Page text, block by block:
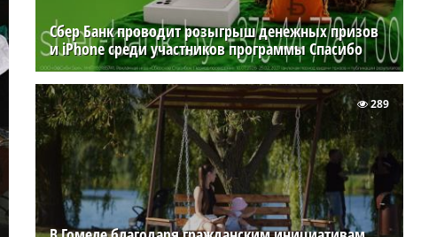
Сбер Банк проводит розыгрыш денежных призов
и iPhone среди участников программы Спасибо
289